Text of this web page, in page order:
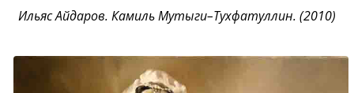
Ильяс Айдаров. Камиль Мутыги–Тухфатуллин. (2010)